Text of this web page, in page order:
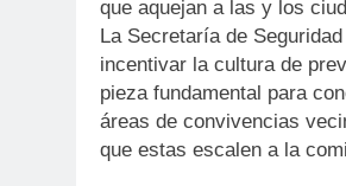
que aquejan a las y los
La Secretaría de
incentivar la cultura de
pieza fundamental para
áreas de convivencias
que estas escalen a la